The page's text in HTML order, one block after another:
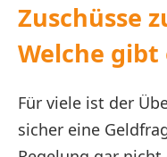
Zuschüsse
Welche gibt
Für viele ist der
sicher eine